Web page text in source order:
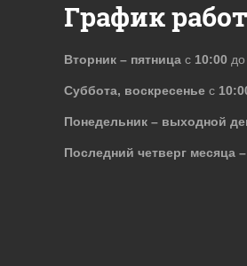
График
Вторник – пятница с 10:00 до
Суббота, воскресенье с
Понедельник – выходной
Последний четверг месяца